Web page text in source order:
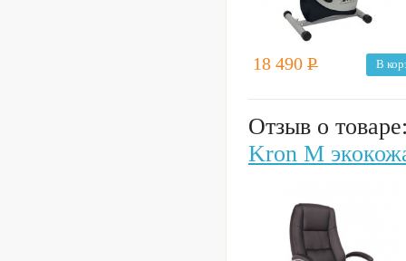
18 490 Р В
Отзыв о
Kron M